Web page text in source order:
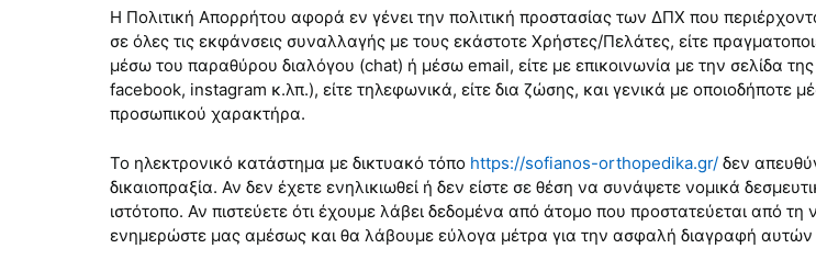
Η Πολιτική Απορρήτου αφορά εν γένει την πολιτική προστασίας των ΔΠΧ που
σε όλες τις εκφάνσεις συναλλαγής με τους εκάστοτε Χρήστες/Πελάτες, είτε
μέσω του παραθύρου διαλόγου (chat) ή μέσω email, είτε με επικοινωνία με την σελίδα
facebook, instagram κ.λπ.), είτε τηλεφωνικά, είτε δια ζώσης, και γενικά με
προσωπικού χαρακτήρα.
Το ηλεκτρονικό κατάστημα με δικτυακό τόπο https://sofianos-orthopedika.gr/ δεν
δικαιοπραξία. Αν δεν έχετε ενηλικιωθεί ή δεν είστε σε θέση να συνάψετε νομικά
ιστότοπο. Αν πιστεύετε ότι έχουμε λάβει δεδομένα από άτομο που προστατεύεται από
ενημερώστε μας αμέσως και θα λάβουμε εύλογα μέτρα για την ασφαλή διαγραφή